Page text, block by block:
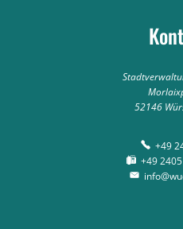
52146
+49
+49